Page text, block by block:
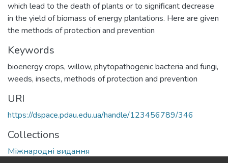
which lead to the death of plants or to significant decrease
in the yield of biomass of energy plantations. Here are given
the methods of protection and prevention
Keywords
bioenergy crops, willow, phytopathogenic bacteria and fungi,
weeds, insects, methods of protection and prevention
URI
https://dspace.pdau.edu.ua/handle/123456789/346
Collections
Міжнародні видання